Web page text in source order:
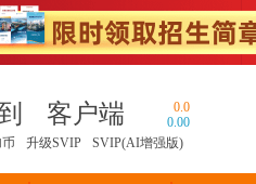
客户端
0.0
0.00
升级SVIP SVIP(AI增强版)